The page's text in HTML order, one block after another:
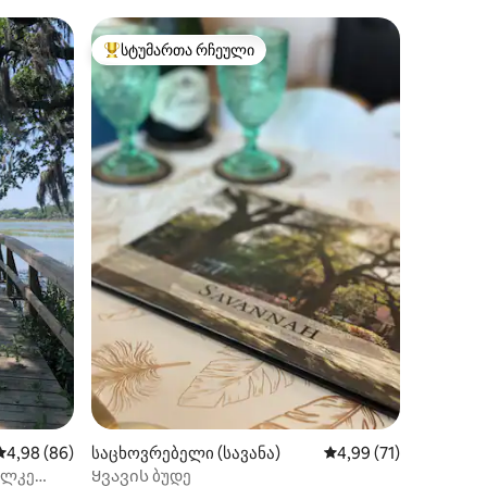
შეფასებაა 5‑დან 4,98, 86 მიმოხილვა
4,98 (86)
სტუმართა რჩეული მოწინავე ვარიანტი
სტუმართა რჩეული
საცხოვრებელი (სავანა) საშუალო შეფასებაა
4,99 (71)
Ყვავის ბუდე